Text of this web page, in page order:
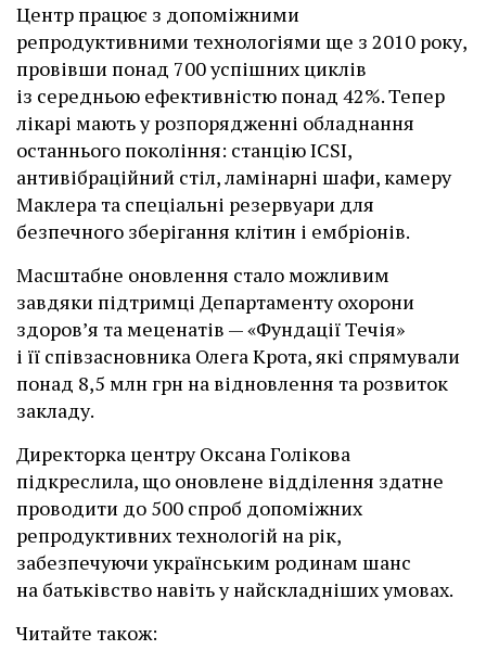
Центр працює з допоміжними
репродуктивними технологіями ще з 2010 року,
провівши понад 700 успішних циклів
із середньою ефективністю понад 42%. Тепер
лікарі мають у розпорядженні обладнання
останнього покоління: станцію ІCSI,
антивібраційний стіл, ламінарні шафи, камеру
Маклера та спеціальні резервуари для
безпечного зберігання клітин і ембріонів.
Масштабне оновлення стало можливим
завдяки підтримці Департаменту охорони
здоров’я та меценатів — «Фундації Течія»
і її співзасновника Олега Крота, які спрямували
понад 8,5 млн грн на відновлення та розвиток
закладу.
Директорка центру Оксана Голікова
підкреслила, що оновлене відділення здатне
проводити до 500 спроб допоміжних
репродуктивних технологій на рік,
забезпечуючи українським родинам шанс
на батьківство навіть у найскладніших умовах.
Читайте також: